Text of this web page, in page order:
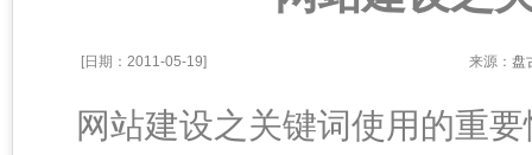
[日期：2011-05-19] 来源： 盘
网站建设之关键词使用的重要